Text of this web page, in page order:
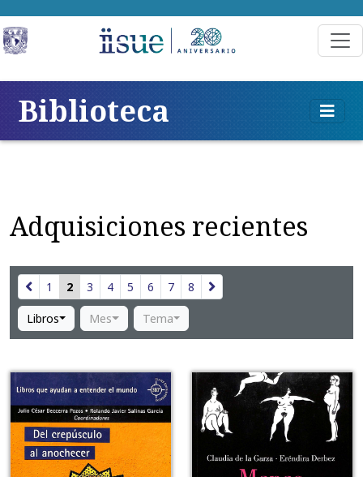
Biblioteca
Adquisiciones recientes
1 2 3 4 5 6 7 8
Libros Mes Tema